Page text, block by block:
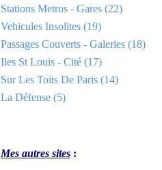
Stations Metros - Gares (22)
Vehicules Insolites (19)
Passages Couverts - Galeries (18)
Iles St Louis - Cité (17)
Sur Les Toits De Paris (14)
La Défense (5)
Mes autres sites :